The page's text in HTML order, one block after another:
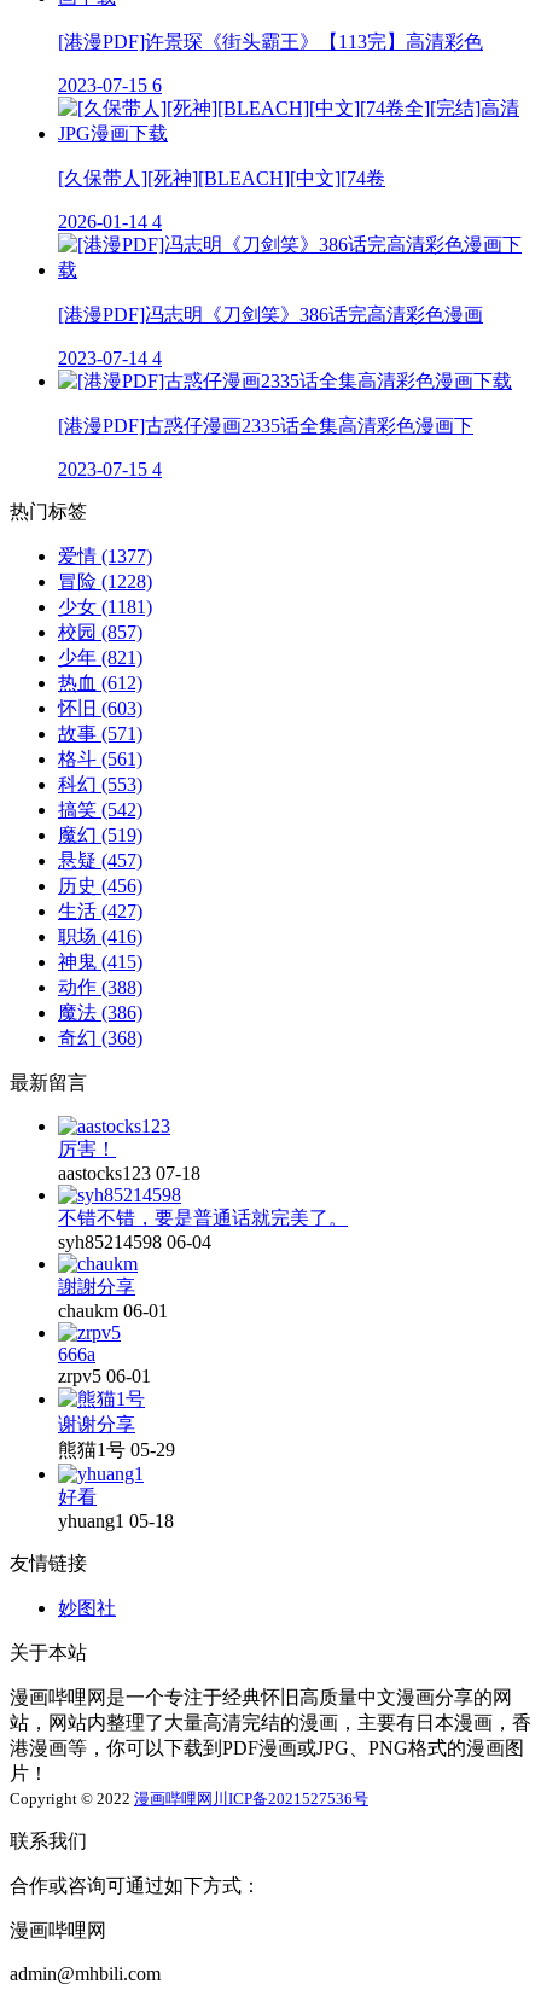
[港漫PDF]许景琛《街头霸王》【113完】高清彩色
2023-07-15 6
[久保带人][死神][BLEACH][中文][74卷
2026-01-14 4
[港漫PDF]冯志明《刀剑笑》386话完高清彩色漫画
2023-07-14 4
[港漫PDF]古惑仔漫画2335话全集高清彩色漫画下
2023-07-15 4
热门标签
爱情 (1377)
冒险 (1228)
少女 (1181)
校园 (857)
少年 (821)
热血 (612)
怀旧 (603)
故事 (571)
格斗 (561)
科幻 (553)
搞笑 (542)
魔幻 (519)
悬疑 (457)
历史 (456)
生活 (427)
职场 (416)
神鬼 (415)
动作 (388)
魔法 (386)
奇幻 (368)
最新留言
厉害！
aastocks123 07-18
不错不错，要是普通话就完美了。
syh85214598 06-04
謝謝分享
chaukm 06-01
666a
zrpv5 06-01
谢谢分享
熊猫1号 05-29
好看
yhuang1 05-18
友情链接
妙图社
关于本站
漫画哔哩网是一个专注于经典怀旧高质量中文漫画分享的网
站，网站内整理了大量高清完结的漫画，主要有日本漫画，香
港漫画等，你可以下载到PDF漫画或JPG、PNG格式的漫画图
片！
Copyright © 2022 漫画哔哩网 川ICP备2021527536号
联系我们
合作或咨询可通过如下方式：
漫画哔哩网
admin@mhbili.com